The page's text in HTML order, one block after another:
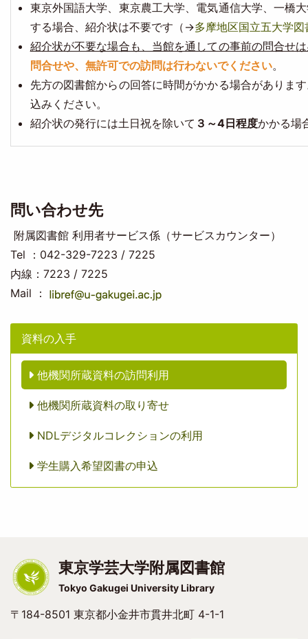
東京外国語大学、東京農工大学、電気通信大学、一橋
する場合、紹介状は不要です（→多摩地区国立五大学
紹介状が不要な場合も、当館を通しての事前の問合せ
問合せや、無許可での訪問は行わないでください。
先方の図書館からの回答に時間がかかる場合がありま
込みください。
紹介状の発行には土日祝を除いて ３～4日程度かかる場
問い合わせ先
附属図書館 利用者サービス係（サービスカウンター）
Tel ：042-329-7223 / 7225
内線：7223 / 7225
Mail ：
資料の入手
他機関所蔵資料の訪問利用
他機関所蔵資料の取り寄せ
NDLデジタルコレクションの利用
学生購入希望図書の申込
東京学芸大学附属図書館
Tokyo Gakugei University Library
〒184-8501 東京都小金井市貫井北町 4-1-1